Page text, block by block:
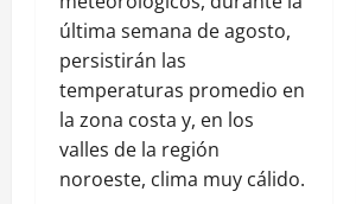
última semana de agosto,
persistirán las
temperaturas promedio en
la zona costa y, en los
valles de la región
noroeste, clima muy cálido.